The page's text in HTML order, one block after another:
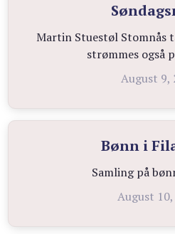
Martin Stuestøl Stomnås
strømmes også
August 9,
Bønn i
Samling på
August